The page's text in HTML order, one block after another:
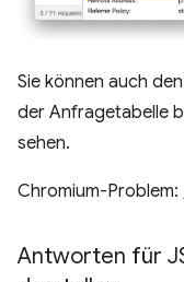
Sie können auch
der Anfragetabelle
sehen.
Chromium-Problem:
Antworten für